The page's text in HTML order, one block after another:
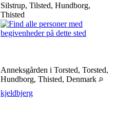
Silstrup, Tilsted, Hundborg,
Thisted
Anneksgården i Torsted, Torsted,
Hundborg, Thisted, Denmark
kjeldbjerg